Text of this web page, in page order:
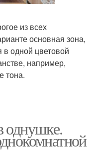
из всех
основная зона,
одной цветовой
например,
тона.
однушке.